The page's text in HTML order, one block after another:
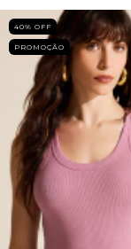
40% OFF
PROMOÇÃO